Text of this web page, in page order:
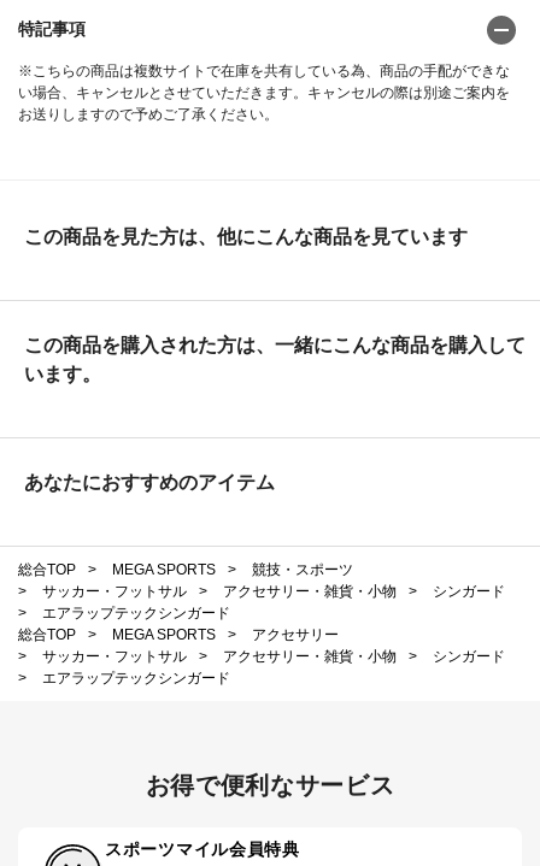
特記事項
※こちらの商品は複数サイトで在庫を共有している為、商品の手配ができな
い場合、キャンセルとさせていただきます。キャンセルの際は別途ご案内を
お送りしますので予めご了承ください。
この商品を見た方は、他にこんな商品を見ています
この商品を購入された方は、一緒にこんな商品を購入して
います。
あなたにおすすめのアイテム
総合TOP > MEGA SPORTS >
競技・スポーツ
>
サッカー・フットサル > アクセサリー・雑貨・小物 >
シンガード
>
エアラップテックシンガード
総合TOP
> MEGA SPORTS >
アクセサリー
>
サッカー・フットサル > アクセサリー・雑貨・小物 >
シンガード
>
エアラップテックシンガード
お得で便利なサービス
スポーツマイル会員特典